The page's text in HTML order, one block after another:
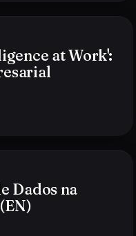
at Work':
Dados na